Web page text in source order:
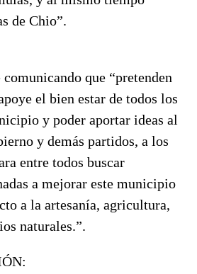
de Chio”.
que “pretenden
el bien estar de todos los
y poder aportar ideas al
y demás partidos, a los
entre todos buscar
a mejorar este municipio
a la artesanía, agricultura,
naturales.”.